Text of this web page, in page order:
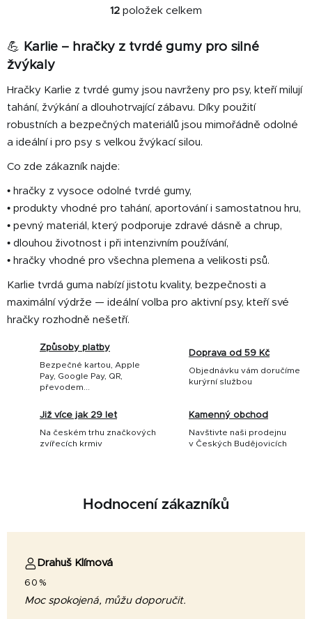
O
l
a
c
í
p
k
v
ý
p
i
s
12 položek celkem
💪 Karlie – hračky z tvrdé gumy pro silné
žvýkaly
Hračky Karlie z tvrdé gumy jsou navrženy pro psy, kteří milují
tahání, žvýkání a dlouhotrvající zábavu. Díky použití
robustních a bezpečných materiálů jsou mimořádně odolné
a ideální i pro psy s velkou žvýkací silou.
Co zde zákazník najde:
• hračky z vysoce odolné tvrdé gumy,
• produkty vhodné pro tahání, aportování i samostatnou hru,
• pevný materiál, který podporuje zdravé dásně a chrup,
• dlouhou životnost i při intenzivním používání,
• hračky vhodné pro všechna plemena a velikosti psů.
Karlie tvrdá guma nabízí jistotu kvality, bezpečnosti a
maximální výdrže — ideální volba pro aktivní psy, kteří své
hračky rozhodně nešetří.
Způsoby platby
Bezpečné kartou, Apple
Pay, Google Pay, QR,
převodem...
Doprava od 59 Kč
Objednávku vám doručíme
kurýrní službou
Již více jak 29 let
Na českém trhu značkových
zvířecích krmiv
Kamenný obchod
Navštivte naši prodejnu
v Českých Budějovicích
Hodnocení zákazníků
Drahuš Klímová
60%
Moc spokojená, můžu doporučit.